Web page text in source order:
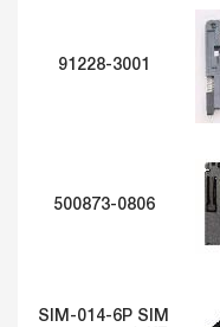
91228-3001
500873-0806
SIM-014-6P SIM